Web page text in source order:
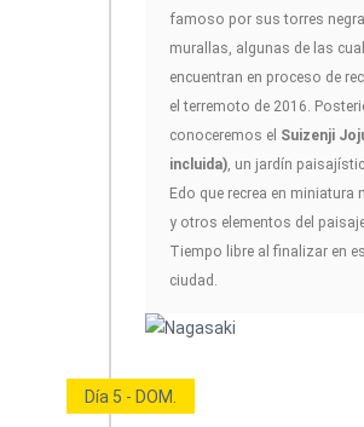
famoso por sus torres
murallas, algunas de las
encuentran en proceso de
el terremoto de 2016.
conoceremos el Suizenji
incluida), un jardín
Edo que recrea en
y otros elementos del
Tiempo libre al finalizar en
ciudad.
Día 5 - DOM.